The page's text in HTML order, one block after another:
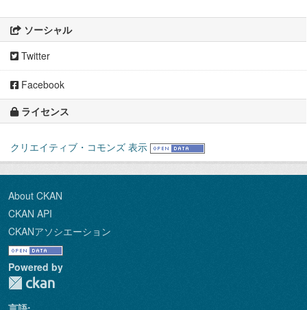
ソーシャル
Twitter
Facebook
ライセンス
クリエイティブ・コモンズ 表示
About CKAN
CKAN API
CKANアソシエーション
Powered by